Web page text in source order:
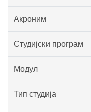
Акроним
Студијски програм
Модул
Тип студија